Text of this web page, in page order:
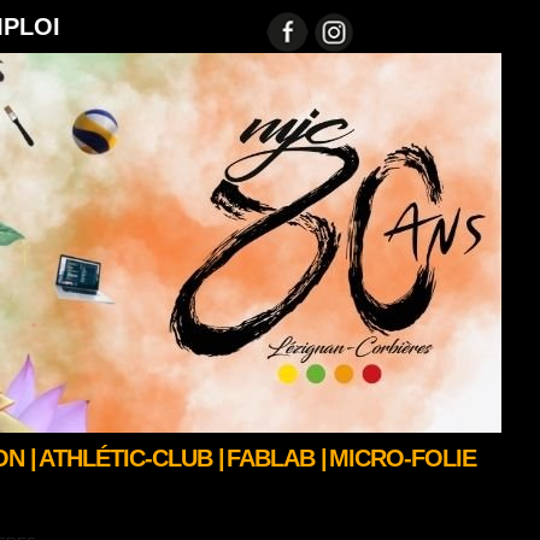
| ATHLÉTIC-CLUB | FABLAB | MICRO-FOLIE